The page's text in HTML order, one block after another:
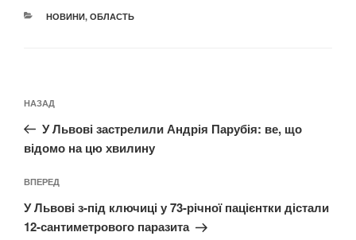
КАТЕГОРІЇ
НОВИНИ, ОБЛАСТЬ
записів
Попередній
запис:
НАЗАД
У Львові застрелили Андрія Парубія: ве, що
відомо на цю хвилину
Наступний
запис
ВПЕРЕД
У Львові з-під ключиці у 73-річної пацієнтки дістали
12-сантиметрового паразита